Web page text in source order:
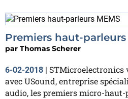
Premiers haut-parleurs
par Thomas Scherer
6-02-2018 | STMicroelectronics
avec USound, entreprise
audio, les premiers micro-haut-